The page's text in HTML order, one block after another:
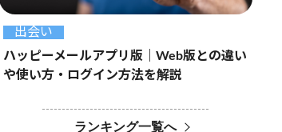
出会い
ハッピーメールアプリ版｜Web版との違い
や使い方・ログイン方法を解説
ランキング一覧へ